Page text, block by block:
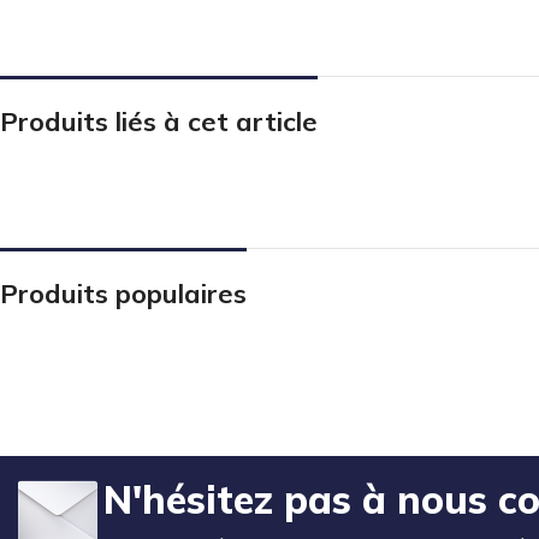
Produits liés à cet article
Produits populaires
N'hésitez pas à nous